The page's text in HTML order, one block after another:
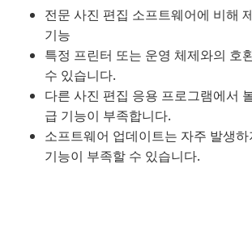
전문 사진 편집 소프트웨어에 비해
기능
특정 프린터 또는 운영 체제와의 호
수 있습니다.
다른 사진 편집 응용 프로그램에서
급 기능이 부족합니다.
소프트웨어 업데이트는 자주 발생
기능이 부족할 수 있습니다.